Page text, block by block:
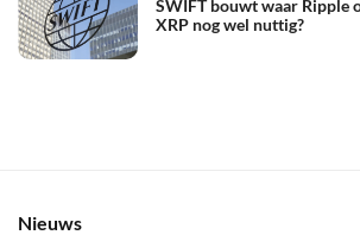
SWIFT bouwt waar Ripple
XRP nog wel nuttig?
Nieuws